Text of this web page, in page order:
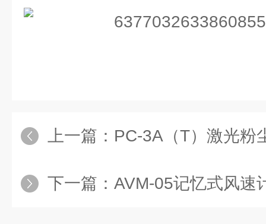
上一篇： PC-3A（T）激光粉
下一篇： AVM-05记忆式风速